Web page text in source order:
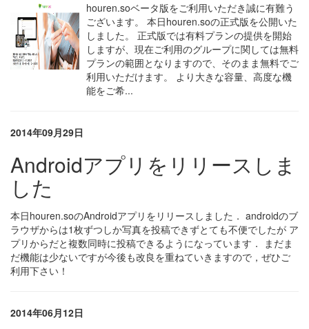
houren.soベータ版をご利用いただき誠に有難う
ございます。 本日houren.soの正式版を公開いた
しました。 正式版では有料プランの提供を開始
しますが、現在ご利用のグループに関しては無料
プランの範囲となりますので、そのまま無料でご
利用いただけます。 より大きな容量、高度な機
能をご希...
2014年09月29日
Androidアプリをリリースしま
した
本日houren.soのAndroidアプリをリリースしました． androidのブ
ラウザからは1枚ずつしか写真を投稿できずとても不便でしたが ア
プリからだと複数同時に投稿できるようになっています． まだま
だ機能は少ないですが今後も改良を重ねていきますので，ぜひご
利用下さい！
2014年06月12日